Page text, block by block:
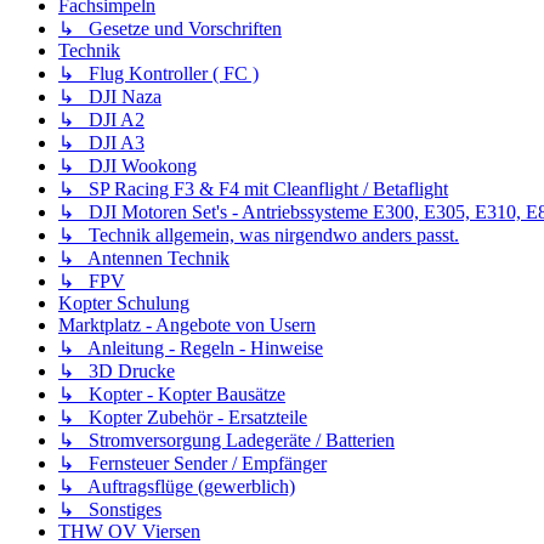
Fachsimpeln
↳ Gesetze und Vorschriften
Technik
↳ Flug Kontroller ( FC )
↳ DJI Naza
↳ DJI A2
↳ DJI A3
↳ DJI Wookong
↳ SP Racing F3 & F4 mit Cleanflight / Betaflight
↳ DJI Motoren Set's - Antriebssysteme E300, E305, E310,
↳ Technik allgemein, was nirgendwo anders passt.
↳ Antennen Technik
↳ FPV
Kopter Schulung
Marktplatz - Angebote von Usern
↳ Anleitung - Regeln - Hinweise
↳ 3D Drucke
↳ Kopter - Kopter Bausätze
↳ Kopter Zubehör - Ersatzteile
↳ Stromversorgung Ladegeräte / Batterien
↳ Fernsteuer Sender / Empfänger
↳ Auftragsflüge (gewerblich)
↳ Sonstiges
THW OV Viersen